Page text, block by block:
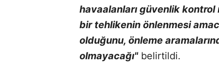
havaalanları güvenlik kontrol
bir tehlikenin önlenmesi
olduğunu, önleme
olmayacağı"belirtildi.